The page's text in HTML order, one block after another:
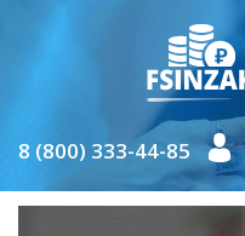
8 (800) 333-44-85